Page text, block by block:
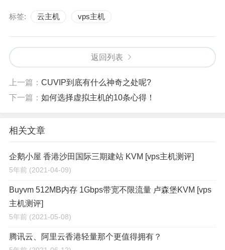
标签: 云主机 vps主机
返回列表
上一篇： CUVIP到底有什么神奇之处呢?
下一篇： 如何选择虚拟主机的10条心得！
相关文章
企鹅小屋 香港沙田国际三期建站 KVM [vps主机测评]
5年前 (2021-04-09)
Buyvm 512MB内存 1Gbps带宽不限流量 卢森堡KVM [vps
主机测评]
5年前 (2021-05-08)
腾讯云、阿里云香港轻量那个更值得拥有？